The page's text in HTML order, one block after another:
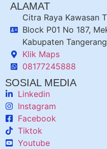
ALAMAT
Citra Raya Kawasan
Block P01 No 187,
Kabupaten
Klik Maps
08177245888
SOSIAL MEDIA
Linkedin
Instagram
Facebook
Tiktok
Youtube